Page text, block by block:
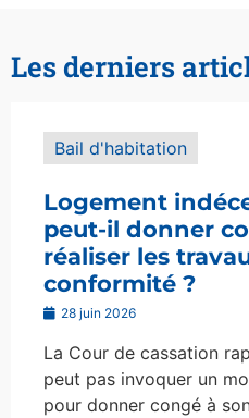
Les derniers
Bail d'habitation
Logement
peut-il donner
réaliser les
conformité ?
28 juin 2026
La Cour de cassation
peut pas invoquer un
pour donner congé à